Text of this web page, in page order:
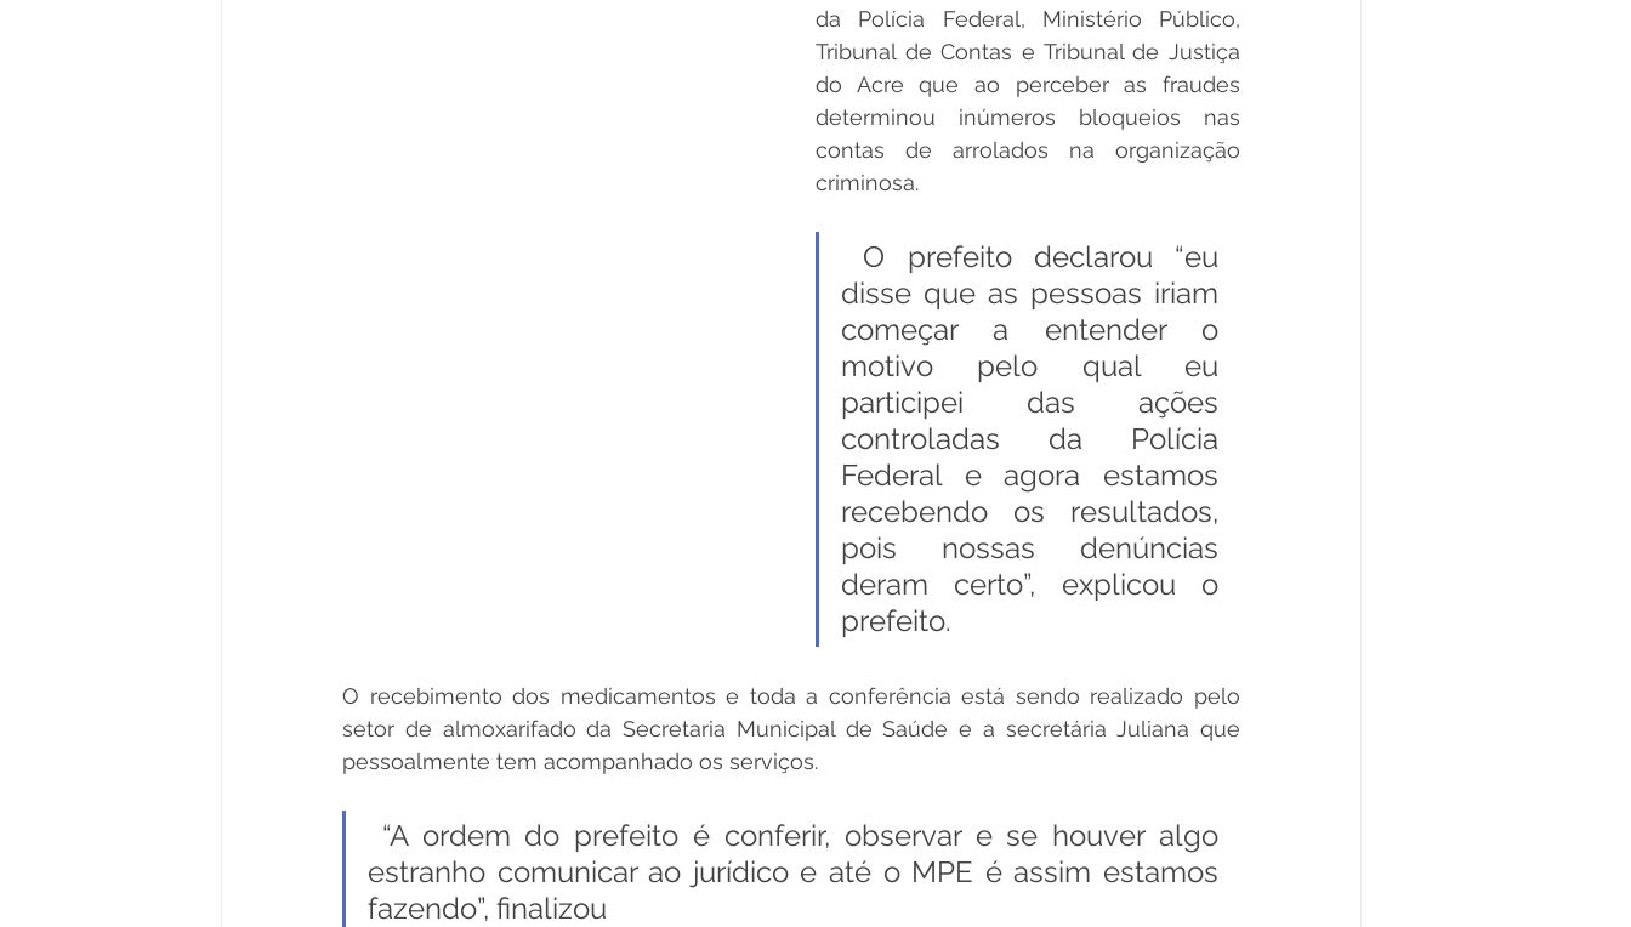
da Polícia Federal, Ministério Público,
Tribunal de Contas e Tribunal de Justiça
do Acre que ao perceber as fraudes
determinou inúmeros bloqueios nas
contas de arrolados na organização
criminosa.
disse que as pessoas iriam
começar a entender o
motivo pelo qual eu
participei das ações
controladas da Polícia
Federal e agora estamos
recebendo os resultados,
pois nossas denúncias
deram certo”, explicou o
prefeito.
O recebimento dos medicamentos e toda a conferência está sendo realizado pelo
setor de almoxarifado da Secretaria Municipal de Saúde e a secretária Juliana que
pessoalmente tem acompanhado os serviços.
estranho comunicar ao jurídico e até o MPE é assim estamos
fazendo”, finalizou